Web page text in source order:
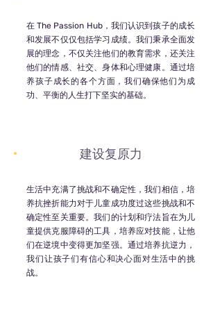
在 The Passion Hub，我们认识到孩子的成长
和发展不仅仅包括学习成绩。我们秉承全面发
展的理念，不仅关注他们的教育需求，还关注
他们的情感、社交、身体和心理健康。通过培
养孩子成长的各个方面，我们确保他们为成
功、平衡的人生打下坚实的基础。
建设复原力
生活中充满了挑战和不确定性，我们相信，培
养抗挫折能力对于儿童成功度过这些挑战和不
确定性至关重要。我们的计划和疗法旨在为儿
童提供克服障碍的工具，培养应对技能，让他
们在逆境中变得更加坚强。通过培养抗逆力，
我们让孩子们有信心和决心面对生活中的挑
战。